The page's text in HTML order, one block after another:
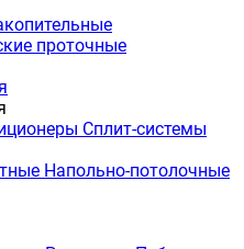
проточные
Сплит-системы
Напольно-потолочные